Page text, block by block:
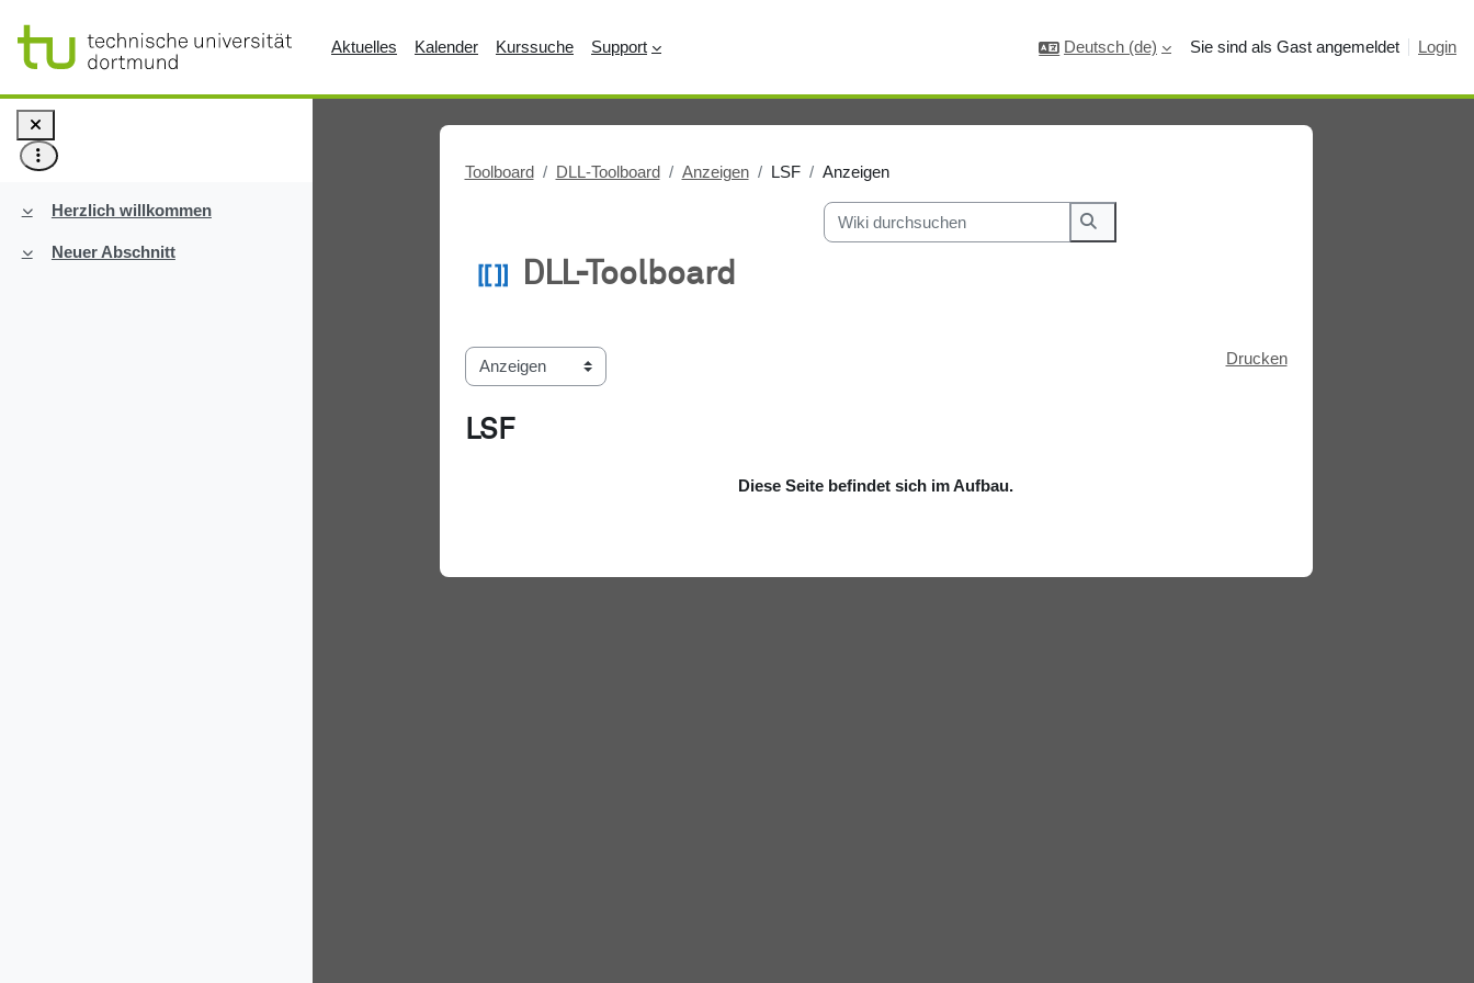
Aktuelles
Kalender Kurssuche Support Deutsch ‎(de)‎ Sie sind als Gast angemeldet Login
Einklappen
Herzlich willkommen
Einklappen
Neuer Abschnitt
Toolboard DLL-Toolboard Anzeigen LSF Anzeigen
Wiki durchsuchen
Wiki durchsuchen
DLL-Toolboard
Drucken
LSF
Diese Seite befindet sich im Aufbau.